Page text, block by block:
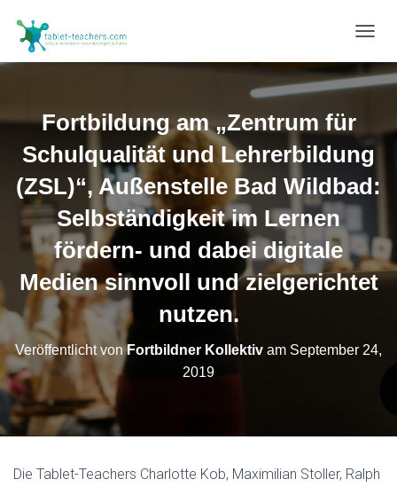
A
V
T
I
O
N
C
H
E
Fortbildung am „Zentrum für
Schulqualität und Lehrerbildung
(ZSL)“, Außenstelle Bad Wildbad:
Selbständigkeit im Lernen
fördern- und dabei digitale
Medien sinnvoll und zielgerichtet
nutzen.
Veröffentlicht vonFortbildner Kollektiv am September 24,
2019
Die Tablet-Teachers Charlotte Kob, Maximilian Stoller, Ralph